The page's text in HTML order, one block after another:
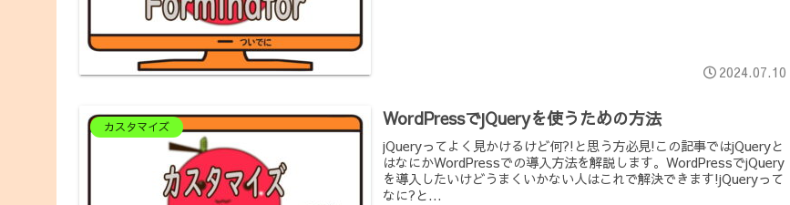
2024.07.10
カスタマイズ WordPressでjQueryを使うための方法
jQueryってよく見かけるけど何?!と思う方必見!この記事ではjQueryと
はなにかWordPressでの導入方法を解説します。WordPressでjQuery
を導入したいけどうまくいかない人はこれで解決できます!jQueryって
なに?と...